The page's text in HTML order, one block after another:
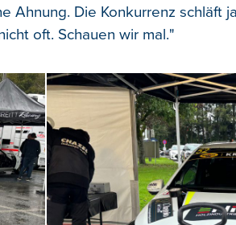
Ahnung. Die Konkurrenz schläft
oft. Schauen wir mal."